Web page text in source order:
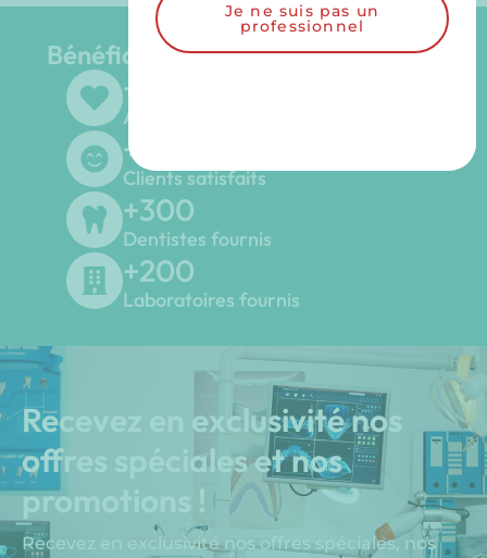
Bénéficiez du Groupe LGD Dental
+
Ans d'expériences
+
Clients satisfaits
+300
Dentistes fournis
+200
Laboratoires fournis
Recevez en exclusivité nos
offres spéciales et nos
promotions !
Recevez en exclusivité nos offres spéciales, nos
Je ne suis pas un
professionnel